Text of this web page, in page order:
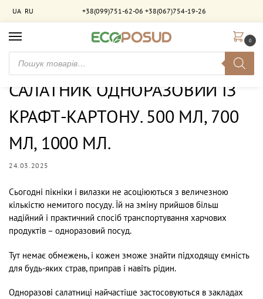
UA RU +38(099)751-62-06 +38(067)754-19-26
0
Головна / Новини / САЛАТНИК ОДНОРАЗОВИЙ ІЗ КРАФТ-КАРТОНУ. 500 МЛ, 700 МЛ, 1000 МЛ.
САЛАТНИК ОДНОРАЗОВИЙ ІЗ
КРАФТ-КАРТОНУ. 500 МЛ, 700
МЛ, 1000 МЛ.
24.03.2025
Сьогодні пікніки і вилазки не асоціюються з величезною
кількістю немитого посуду. Їй на зміну прийшов більш
надійний і практичний спосіб транспортування харчових
продуктів – одноразовий посуд.
Тут немає обмежень, і кожен зможе знайти підходящу ємність
для будь-яких страв, приправ і навіть рідин.
Одноразові салатниці найчастіше застосовуються в закладах